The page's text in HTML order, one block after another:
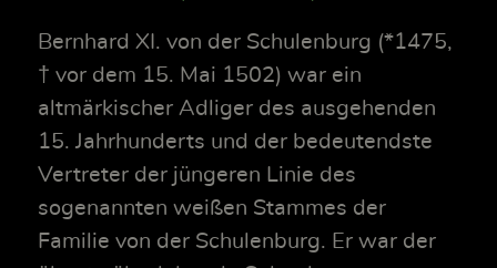
Bernhard XI. von der Schulenburg (*1475,
† vor dem 15. Mai 1502) war ein
altmärkischer Adliger des ausgehenden
15. Jahrhunderts und der bedeutendste
Vertreter der jüngeren Linie des
sogenannten weißen Stammes der
Familie von der Schulenburg. Er war der